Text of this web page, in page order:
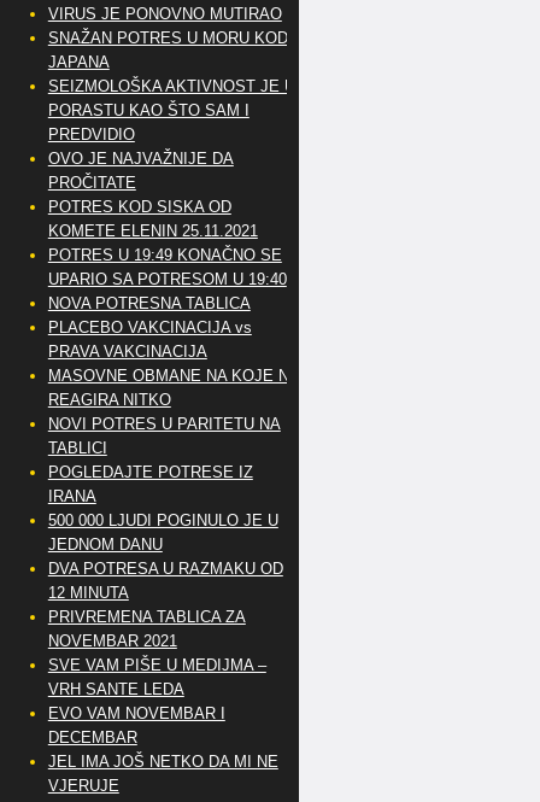
VIRUS JE PONOVNO MUTIRAO
SNAŽAN POTRES U MORU KOD
JAPANA
SEIZMOLOŠKA AKTIVNOST JE U
PORASTU KAO ŠTO SAM I
PREDVIDIO
OVO JE NAJVAŽNIJE DA
PROČITATE
POTRES KOD SISKA OD
KOMETE ELENIN 25.11.2021
POTRES U 19:49 KONAČNO SE
UPARIO SA POTRESOM U 19:40
NOVA POTRESNA TABLICA
PLACEBO VAKCINACIJA vs
PRAVA VAKCINACIJA
MASOVNE OBMANE NA KOJE NE
REAGIRA NITKO
NOVI POTRES U PARITETU NA
TABLICI
POGLEDAJTE POTRESE IZ
IRANA
500 000 LJUDI POGINULO JE U
JEDNOM DANU
DVA POTRESA U RAZMAKU OD
12 MINUTA
PRIVREMENA TABLICA ZA
NOVEMBAR 2021
SVE VAM PIŠE U MEDIJMA –
VRH SANTE LEDA
EVO VAM NOVEMBAR I
DECEMBAR
JEL IMA JOŠ NETKO DA MI NE
VJERUJE